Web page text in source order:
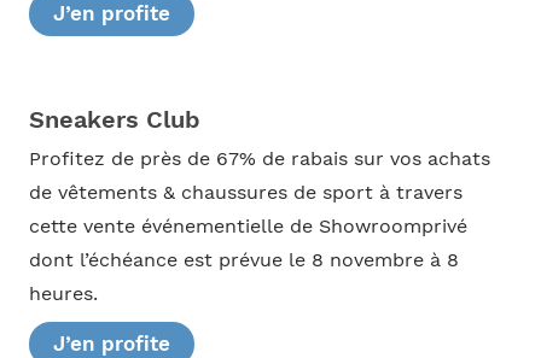
J’en profite
Sneakers Club
Profitez de près de 67% de rabais sur vos achats
de vêtements & chaussures de sport à travers
cette vente événementielle de Showroomprivé
dont l’échéance est prévue le 8 novembre à 8
heures.
J’en profite